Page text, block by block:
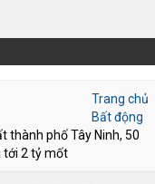
Trang chủ
Bất động
thành phố Tây Ninh, 50
tới 2 tỷ mốt